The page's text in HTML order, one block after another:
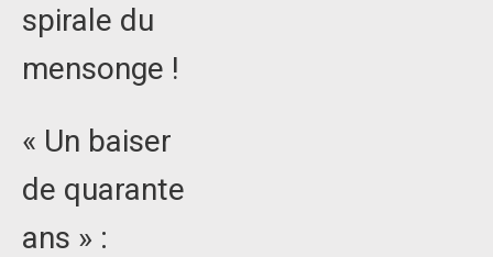
spirale du
mensonge !
« Un baiser
de quarante
ans » :